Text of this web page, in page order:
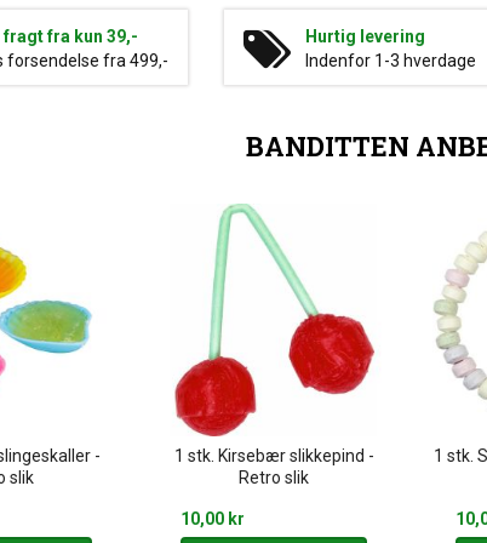
fragt fra kun 39,-
forsendelse fra 499,-
Hurtig levering
Indenfor 1-3 hverdage
BANDITTEN
-
slik
1 stk. Kirsebær slikkepind -
Retro slik
10,00 kr
1 stk.